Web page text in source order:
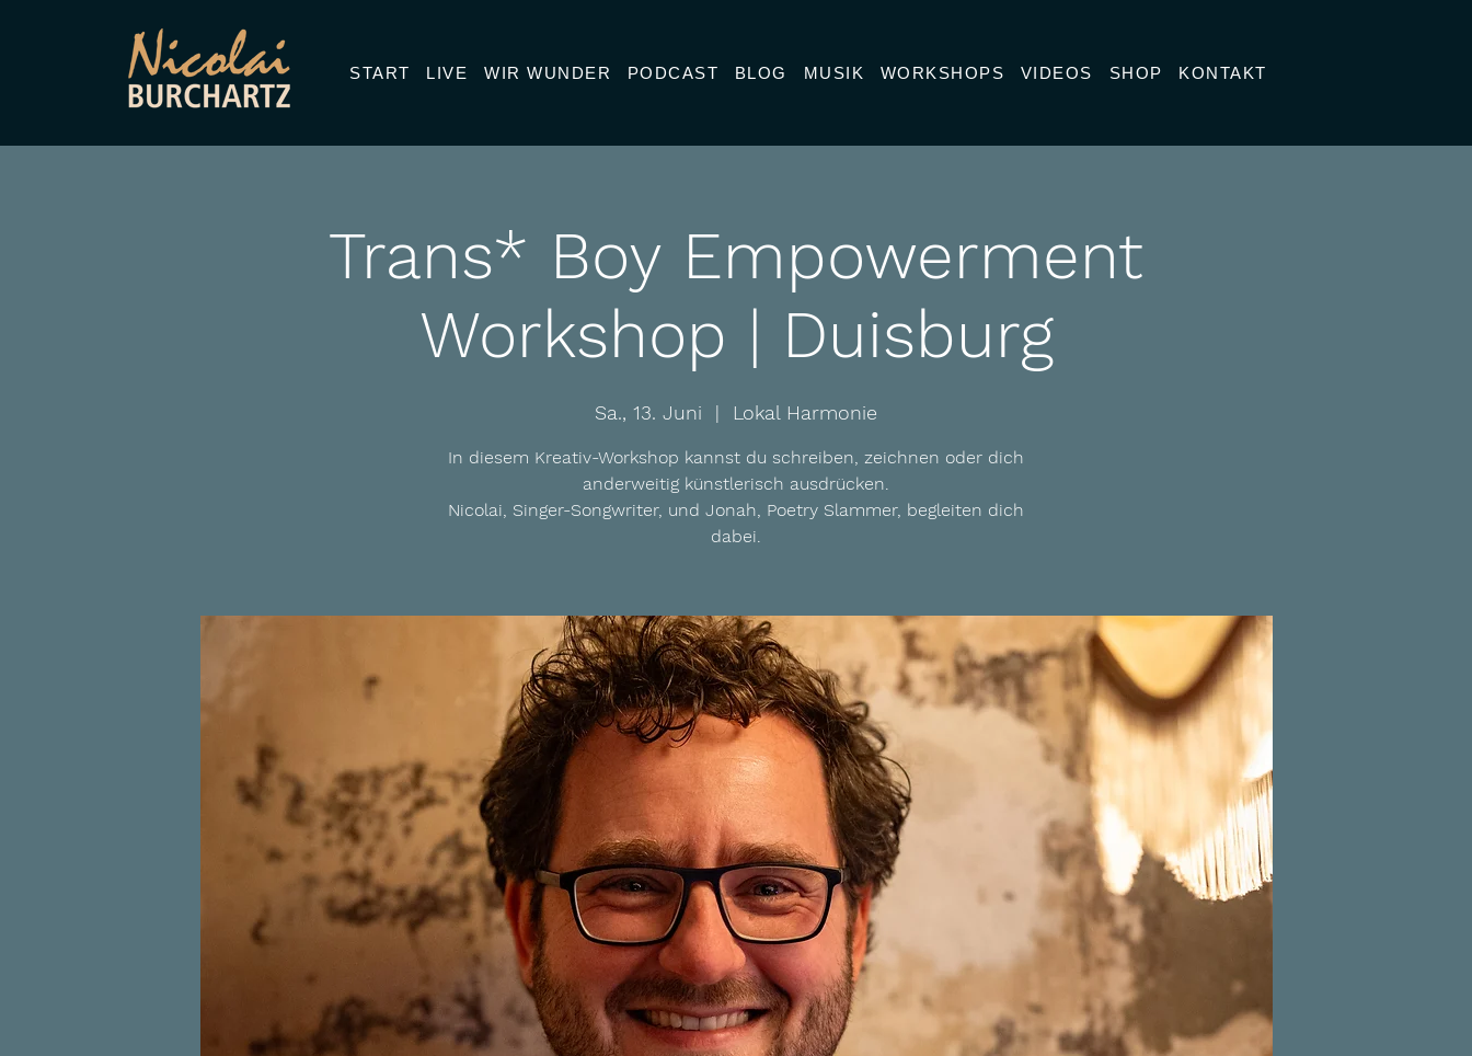
START LIVE WIR WUNDER PODCAST BLOG MUSIK WORKSHOPS VIDEOS SHOP KONTAKT
Trans* Boy Empowerment
Workshop | Duisburg
Sa., 13. Juni
  |
Lokal Harmonie
In diesem Kreativ-Workshop kannst du schreiben, zeichnen oder dich
anderweitig künstlerisch ausdrücken.
Nicolai, Singer-Songwriter, und Jonah, Poetry Slammer, begleiten dich
dabei.